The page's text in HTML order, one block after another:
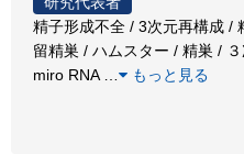
精子形成不全 / 3次元再構成 /
留精巣 / ハムスター / 精巣 /
miro RNA
もっと見る